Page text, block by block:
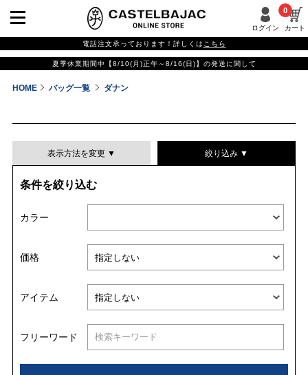
ログイン カート
0
電話注文承っております！詳しくは こちら
夏季休業期間中【8/10(月)正午～8/16(日)】の発送に関して
HOME バッグ一覧 ダナン
表示方法を変更 ▼
並び替える
絞り込み ▼
条件を絞り込む
カラー
価格
アイテム
フリーワード